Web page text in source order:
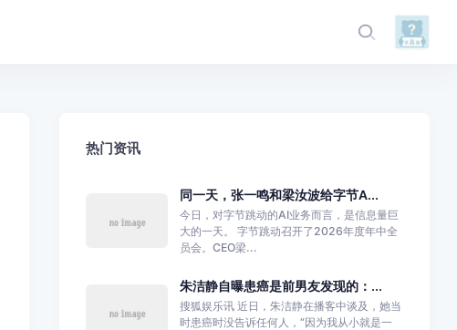
热门资讯
同一天，张一鸣和梁汝波给字节A...
今日，对字节跳动的AI业务而言，是信息量巨
大的一天。 字节跳动召开了2026年度年中全
员会。CEO梁...
朱洁静自曝患癌是前男友发现的：...
搜狐娱乐讯 近日，朱洁静在播客中谈及，她当
时患癌时没告诉任何人，“因为我从小就是一